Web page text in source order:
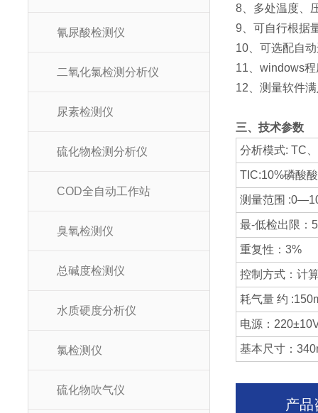
氰尿酸检测仪
二氧化氯检测分析仪
尿素检测仪
硫化物检测分析仪
COD全自动工作站
臭氧检测仪
总碱度检测仪
水质硬度分析仪
氯检测仪
硫化物吹气仪
8、多处温度、
9、可自行根据
10、可选配自
11、windows
12、测量软件
三、技术参数
分析模式: TC
TIC:10%磷酸
测量范围
最-低检出限：
重复性：3%
控制方式：计
耗气量 约
电源：
基本尺寸：
产品